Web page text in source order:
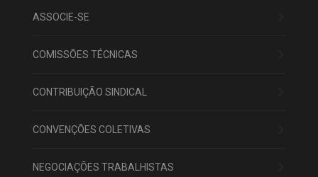
ASSOCIE-SE
COMISSÕES TÉCNICAS
CONTRIBUIÇÃO SINDICAL
CONVENÇÕES COLETIVAS
NEGOCIAÇÕES TRABALHISTAS